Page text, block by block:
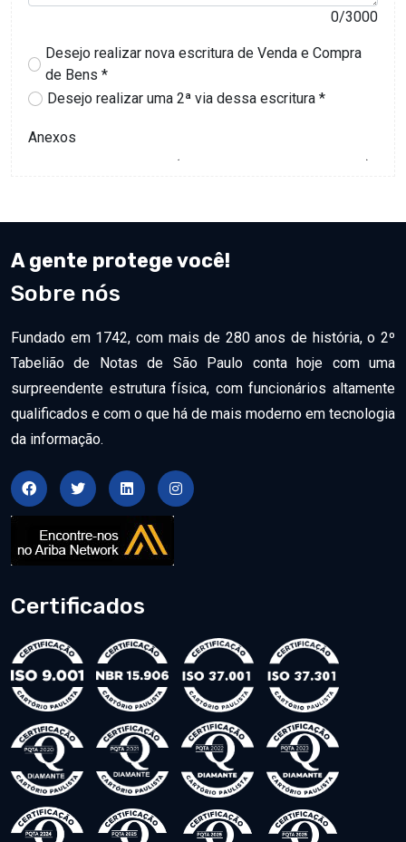
A gente protege você!
Sobre nós
Fundado em 1742, com mais de 280 anos de história, o 2º
Tabelião de Notas de São Paulo conta hoje com uma
surpreendente estrutura física, com funcionários altamente
qualificados e com o que há de mais moderno em tecnologia
da informação.
Certificados